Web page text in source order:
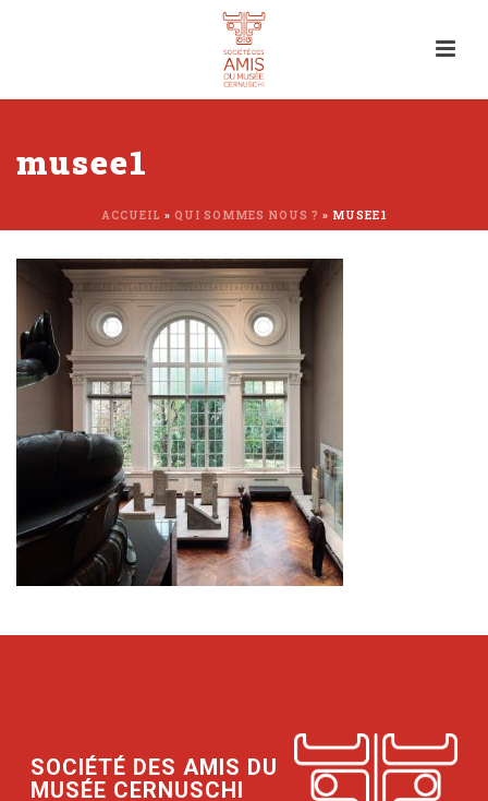
musee1
ACCUEIL » QUI SOMMES NOUS ? » MUSEE1
SOCIÉTÉ DES AMIS DU
MUSÉE CERNUSCHI